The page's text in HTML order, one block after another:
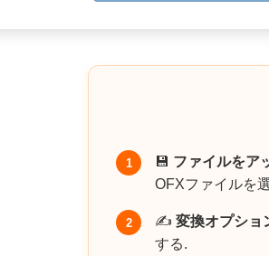
1 💾 ファイルをア
OFXファイルを
2 ✍️ 変換オプショ
する.